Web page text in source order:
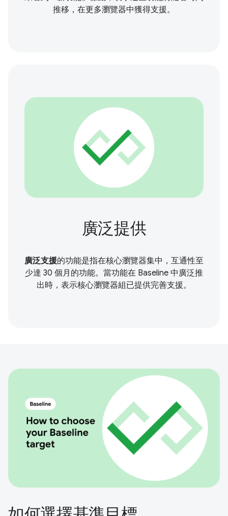
推移，在更多瀏覽器中獲得支援。
廣泛提供
廣泛支援的功能是指在核心瀏覽器集中，互通性至
少達 30 個月的功能。當功能在 Baseline 中廣泛推
出時，表示核心瀏覽器組已提供完善支援。